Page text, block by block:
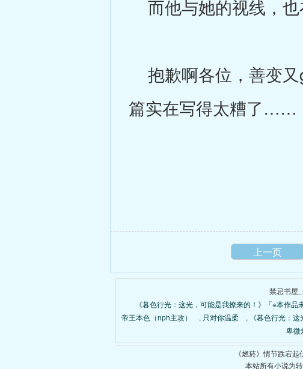
而他与她的视线，也
抱歉啊各位，善变又
篇实在写得太糟了……
上一页
禁忌书屋
《暮色行光：这光，可能是我撩来的！》「※本作
帝王本色（nph主攻）
, 只对你温柔 , 《暮色行光：
卑微
《燃菸》情节跌宕
本站所有小说为